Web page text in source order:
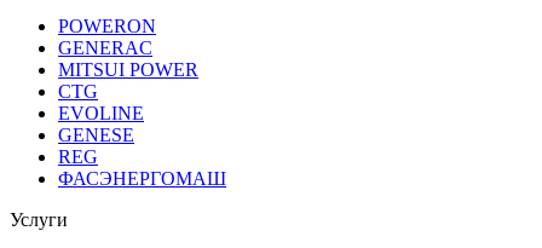
POWERON
GENERAC
MITSUI POWER
CTG
EVOLINE
GENESE
REG
ФАСЭНЕРГОМАШ
Услуги